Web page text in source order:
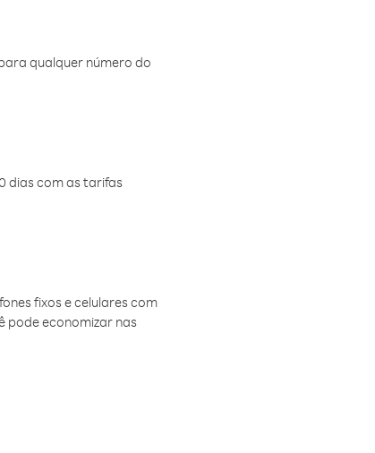
qualquer número do
dias com as tarifas
fixos e celulares com
pode economizar nas